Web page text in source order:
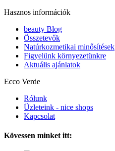
Hasznos információk
beauty Blog
Összetevők
Natúrkozmetikai minősítések
Figyelünk környezetünkre
Aktuális ajánlatok
Ecco Verde
Rólunk
Üzleteink - nice shops
Kapcsolat
Kövessen minket itt: